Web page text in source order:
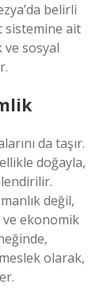
belirli
sistemine ait
sosyal
da taşır.
doğayla,
değil,
ve ekonomik
olarak,